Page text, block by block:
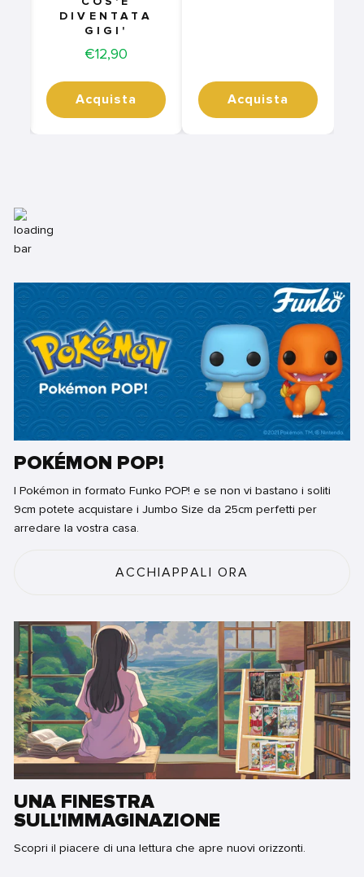
DIVENTATA
GIGI'
Price
€12,90
Acquista Acquista
POKÉMON POP!
I Pokémon in formato Funko POP! e se non vi bastano i soliti
9cm potete acquistare i Jumbo Size da 25cm perfetti per
arredare la vostra casa.
ACCHIAPPALI ORA
UNA FINESTRA
SULL'IMMAGINAZIONE
Scopri il piacere di una lettura che apre nuovi orizzonti.